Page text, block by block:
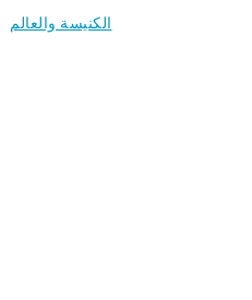
الكنيسة والعالم